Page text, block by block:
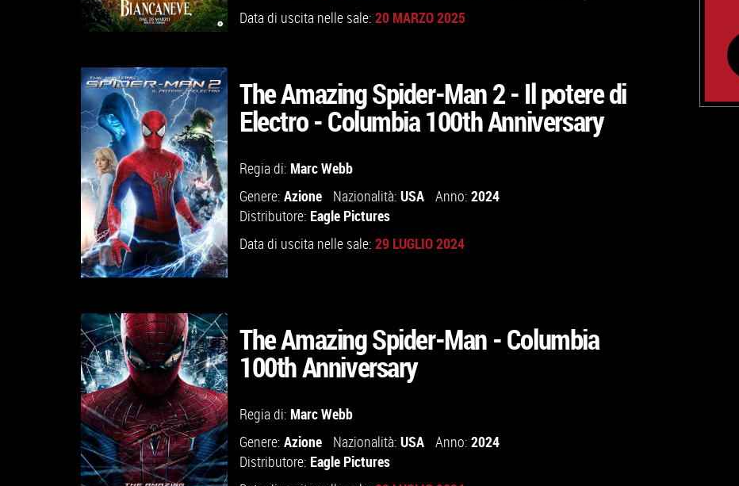
GUARDA IL TRAILER
VAI ALLA SCHEDA
Data di uscita nelle sale: 20 MARZO 2025
GUARDA IL TRAILER
VAI ALLA SCHEDA
The Amazing Spider-Man 2 - Il potere di
Electro - Columbia 100th Anniversary
Regia di: Marc Webb
Genere: Azione Nazionalità: USA Anno: 2024
Distributore: Eagle Pictures
Data di uscita nelle sale: 29 LUGLIO 2024
The Amazing Spider-Man - Columbia
100th Anniversary
Regia di: Marc Webb
Genere: Azione Nazionalità: USA Anno: 2024
Distributore: Eagle Pictures